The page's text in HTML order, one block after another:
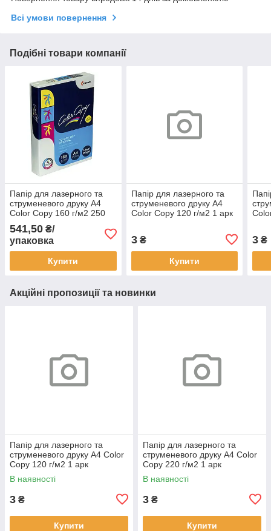
Всі умови повернення
Подібні товари компанії
Папір для лазерного та
струменевого друку А4
Color Copy 160 г/м2 250
541,50 ₴/
упаковка
Купити
Папір для лазерного та
струменевого друку А4
Color Copy 120 г/м2 1 арк
3₴
Купити
3 ₴
Акційні пропозиції та новинки
Папір для лазерного та
струменевого друку А4 Color
Copy 120 г/м2 1 арк
В наявності
3 ₴
Купити
Папір для лазерного та
струменевого друку А4 Color
Copy 220 г/м2 1 арк
В наявності
3 ₴
Купити